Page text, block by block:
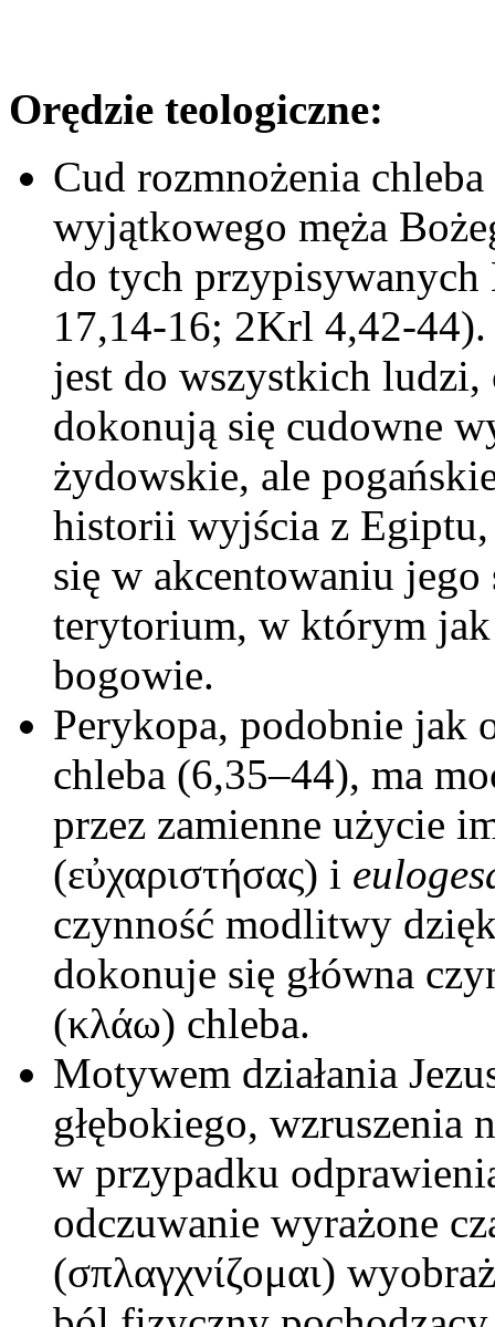
Orędzie teologiczne:
Cud rozmnożenia
wyjątkowego męża
do tych
17,14-16; 2Krl 4,42-44).
jest do wszystkich
dokonują się cudowne
żydowskie, ale
historii wyjścia z Egiptu,
się w akcentowaniu jego
terytorium, w którym
bogowie.
Perykopa, podobnie jak
chleba (6,35–44), ma
przez zamienne użycie
(εὐχαριστήσας) i
czynność modlitwy
dokonuje się główna
(κλάω) chleba.
Motywem działania
głębokiego, wzruszenia
w przypadku
odczuwanie wyrażone
(σπλαγχνίζομαι)